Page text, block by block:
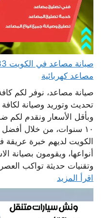
مصاعد كهربائية
صيانة مصاعد، نوفر لكم
تحديث وتوريد وصيانة لكافة
وبأقل الأسعار ونقدم
١٠ سنوات، من خلال
الكويت لديهم خبرة عريقة
أنواعها، ويقومون بصيانة
وتقنيات حديثة تواكب
اقرأ المزيد